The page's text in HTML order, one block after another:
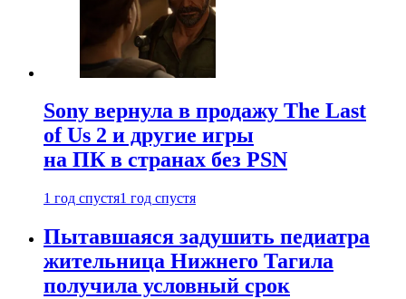
Sony вернула в продажу The Last
of Us 2 и другие игры
на ПК в странах без PSN
1 год спустя1 год спустя
Пытавшаяся задушить педиатра
жительница Нижнего Тагила
получила условный срок